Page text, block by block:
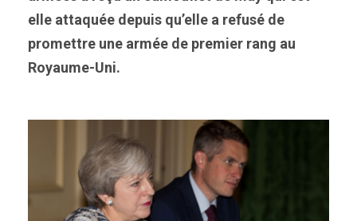
elle attaquée depuis qu’elle a refusé de
promettre une armée de premier rang au
Royaume-Uni.